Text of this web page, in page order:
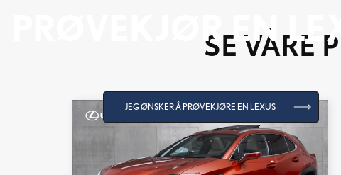
PRØVEKJØR EN
JEG ØNSKER Å PRØVEKJØRE EN LEXUS
SE VÅRE